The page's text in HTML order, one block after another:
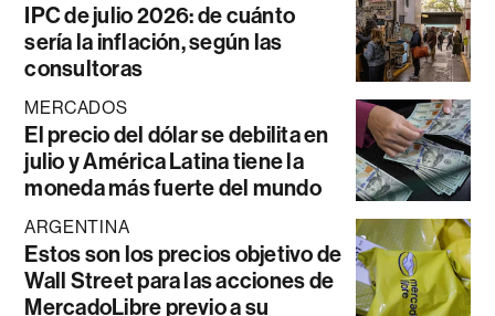
IPC de julio 2026: de cuánto
sería la inflación, según las
consultoras
MERCADOS
El precio del dólar se debilita en
julio y América Latina tiene la
moneda más fuerte del mundo
ARGENTINA
Estos son los precios objetivo de
Wall Street para las acciones de
MercadoLibre previo a su